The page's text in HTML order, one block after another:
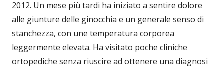
2012. Un mese più tardi ha iniziato a sentire dolore
alle giunture delle ginocchia e un generale senso di
stanchezza, con une temperatura corporea
leggermente elevata. Ha visitato poche cliniche
ortopediche senza riuscire ad ottenere una diagnosi